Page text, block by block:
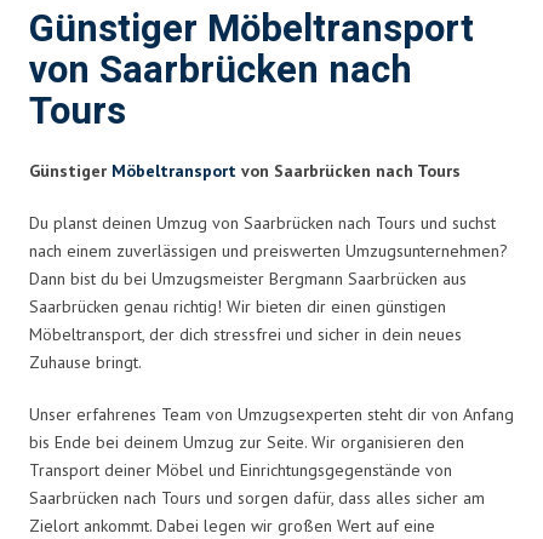
Günstiger Möbeltransport
von Saarbrücken nach
Tours
Günstiger Möbeltransport von Saarbrücken nach Tours
Du planst deinen Umzug von Saarbrücken nach Tours und suchst
nach einem zuverlässigen und preiswerten Umzugsunternehmen?
Dann bist du bei Umzugsmeister Bergmann Saarbrücken aus
Saarbrücken genau richtig! Wir bieten dir einen günstigen
Möbeltransport, der dich stressfrei und sicher in dein neues
Zuhause bringt.
Unser erfahrenes Team von Umzugsexperten steht dir von Anfang
bis Ende bei deinem Umzug zur Seite. Wir organisieren den
Transport deiner Möbel und Einrichtungsgegenstände von
Saarbrücken nach Tours und sorgen dafür, dass alles sicher am
Zielort ankommt. Dabei legen wir großen Wert auf eine